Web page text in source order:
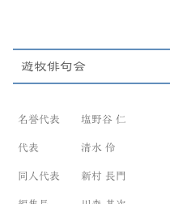
遊牧俳句会
名誉代表 塩野谷 仁
代表 清水 伶
同人代表 新村 長門